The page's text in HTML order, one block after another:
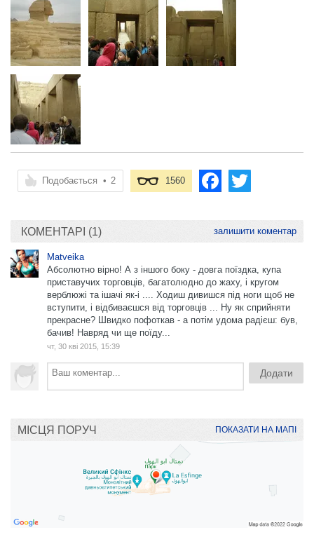
Подобається • 2 1560
КОМЕНТАРІ (1) залишити коментар
Matveika
Абсолютно вірно! А з іншого боку - довга поїздка, купа
приставучих торговців, багатолюдно до жаху, і кругом
верблюжі та ішачі як-і .... Ходиш дивишся під ноги щоб не
вступити, і відбиваєшся від торговців ... Ну як сприйняти
прекрасне? Швидко пофоткав - а потім удома радієш: був,
бачив! Навряд чи ще поїду...
чт, 30 кві 2015, 15:39
МІСЦЯ ПОРУЧ ПОКАЗАТИ НА МАПІ